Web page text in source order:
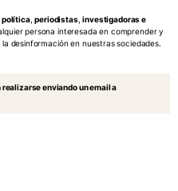
política,periodistas,investigadoras e
persona interesada en comprender y
desinformación en nuestras sociedades.
enviando un email a